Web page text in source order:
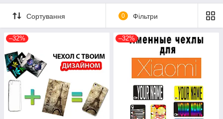
Сортування 0 Фільтри
–32% –32%